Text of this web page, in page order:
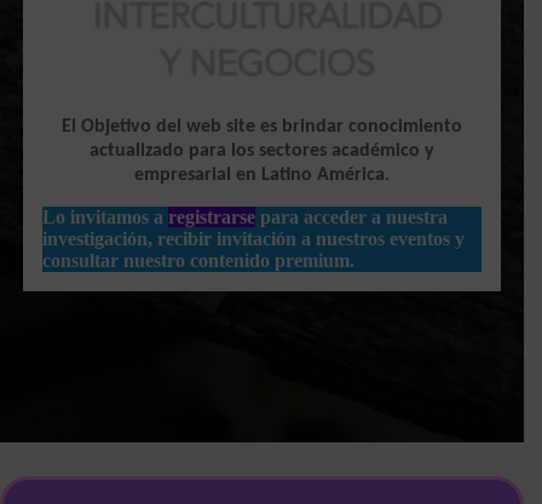
El Objetivo del web site es brindar conocimiento
actualizado para los sectores académico y
empresarial en Latino América.
Lo invitamos aregistrarse para acceder a nuestra
investigación, recibir invitación a nuestros eventos y
consultar nuestro contenido premium.